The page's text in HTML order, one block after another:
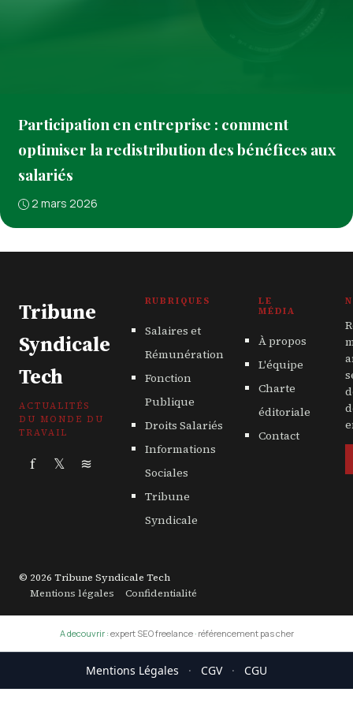
Participation en entreprise : comment
optimiser la redistribution des bénéfices aux
salariés
2 mars 2026
Tribune
Syndicale
Tech
ACTUALITÉS
DU MONDE DU
TRAVAIL
f 𝕏 ≋
RUBRIQUES
Salaires et
Rémunération
Fonction
Publique
Droits Salariés
Informations
Sociales
Tribune
Syndicale
LE
MÉDIA
À propos
L'équipe
Charte
éditoriale
Contact
© 2026 Tribune Syndicale Tech
Mentions légales
Confidentialité
A decouvrir : expert SEO freelance· référencement pas cher
Mentions Légales · CGV · CGU